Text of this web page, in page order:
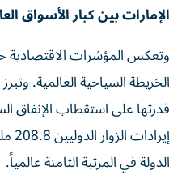
الإمارات بين كبار الأسواق
وتعكس المؤشرات الاقتصادية
الخريطة السياحية العالمية.
قدرتها على استقطاب الإنفاق
الدولة في المرتبة الثامنة عالمياً.